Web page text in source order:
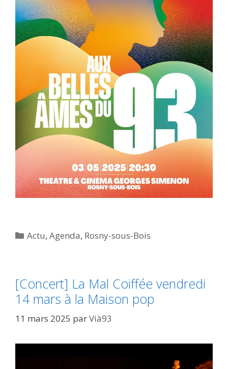
Catégories
Actu,Agenda, Rosny-sous-Bois
[Concert] La Mal Coiffée vendredi
14 mars à la Maison pop
11 mars 2025 parVià93